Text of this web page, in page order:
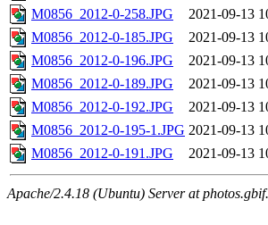
M0856_2012-0-258.JPG
2021-09-13
M0856_2012-0-185.JPG
2021-09-13
M0856_2012-0-196.JPG
2021-09-13
M0856_2012-0-189.JPG
2021-09-13
M0856_2012-0-192.JPG
2021-09-13
M0856_2012-0-195-1.JPG 2021-09-13
M0856_2012-0-191.JPG
2021-09-13
Apache/2.4.18 (Ubuntu) Server at